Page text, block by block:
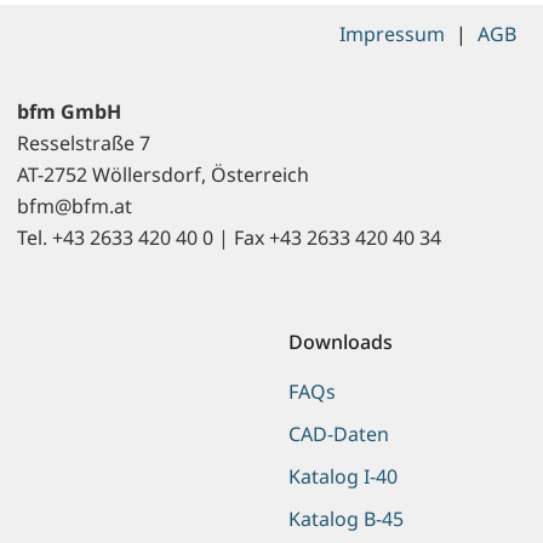
bfm GmbH
Resselstraße 7
AT-2752 Wöllersdorf, Österreich
bfm@bfm.at
Tel. +43 2633 420 40 0 | Fax +43 2633 420 40 34
Downloads
FAQs
CAD-Daten
Katalog I-40
Katalog B-45
Impressum | AGB